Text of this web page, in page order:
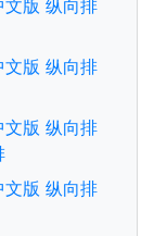
版 纵向排
版 纵向排
版 纵向排
版 纵向排